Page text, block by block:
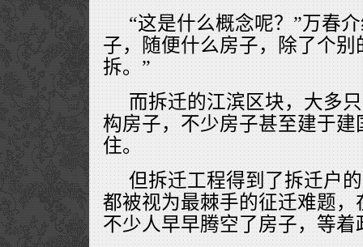
“这是什么概念呢？”万春
子，随便什么房子，除了个
拆。”
而拆迁的江滨区块，大多
构房子，不少房子甚至建于
住。
但拆迁工程得到了拆迁户
都被视为最棘手的征迁难题
不少人早早腾空了房子，等